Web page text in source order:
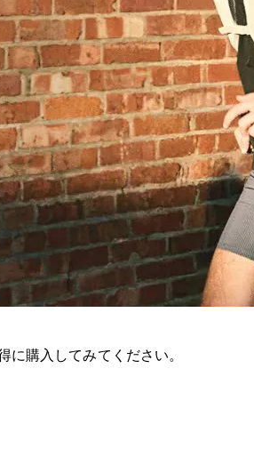
に購入してみてください。